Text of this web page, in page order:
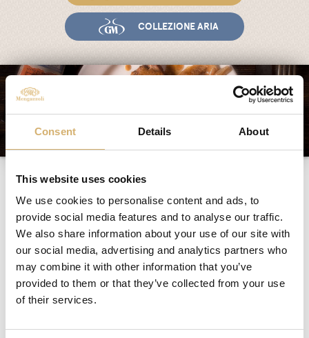
Consent Details About
This website uses cookies
We use cookies to personalise content and ads, to
provide social media features and to analyse our traffic.
We also share information about your use of our site with
our social media, advertising and analytics partners who
may combine it with other information that you’ve
provided to them or that they’ve collected from your use
of their services.
COLLEZIONE ARIA
Agneau avec abricots
Ingrédients pour 4 personnes:
600 gr d’agneau haché
100 gr d’abricots secs
Vinaigre de Grenade Mengazzoli
4 clous de girofle
1 oignon